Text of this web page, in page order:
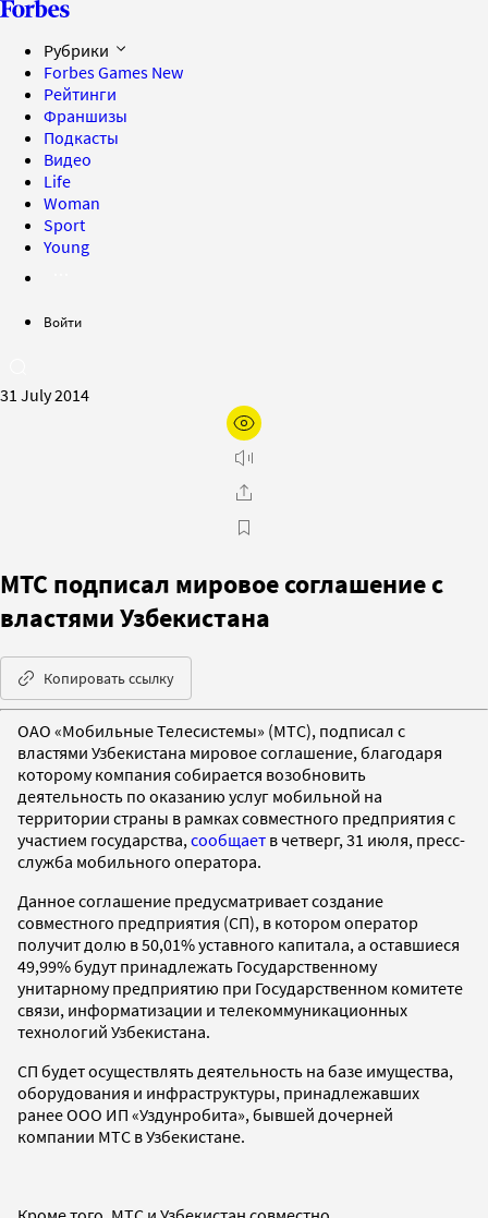
Рубрики
Forbes Games New
Рейтинги
Франшизы
Подкасты
Видео
Life
Woman
Sport
Young
Войти
31 July 2014
МТС подписал мировое соглашение с
властями Узбекистана
Копировать ссылку
ОАО «Мобильные Телесистемы» (МТС), подписал с
властями Узбекистана мировое соглашение, благодаря
которому компания собирается возобновить
деятельность по оказанию услуг мобильной на
территории страны в рамках совместного предприятия с
участием государства, сообщает в четверг, 31 июля, пресс-
служба мобильного оператора.
Данное соглашение предусматривает создание
совместного предприятия (СП), в котором оператор
получит долю в 50,01% уставного капитала, а оставшиеся
49,99% будут принадлежать Государственному
унитарному предприятию при Государственном комитете
связи, информатизации и телекоммуникационных
технологий Узбекистана.
СП будет осуществлять деятельность на базе имущества,
оборудования и инфраструктуры, принадлежавших
ранее ООО ИП «Уздунробита», бывшей дочерней
компании МТС в Узбекистане.